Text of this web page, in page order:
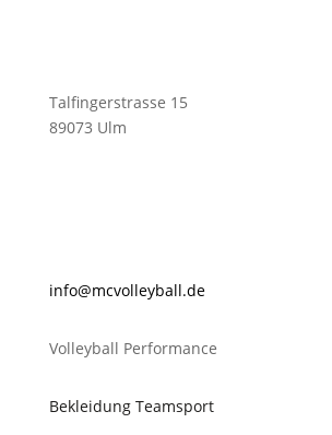
Talfingerstrasse 15
89073 Ulm
ed.ll
abyel
lovcm
@ofni
Volleyball Performance
Bekleidung Teamsport